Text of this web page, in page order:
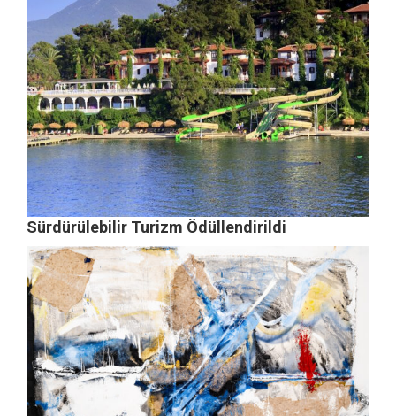
Sürdürülebilir Turizm Ödüllendirildi